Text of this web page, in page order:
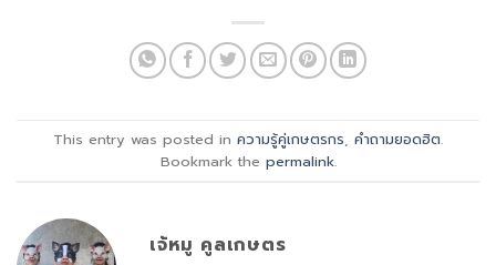
This entry was posted in ความรู้คู่เกษตรกร คำถามยอดฮิต.
Bookmark the permalink.
เจ้หมู คูลเกษตร